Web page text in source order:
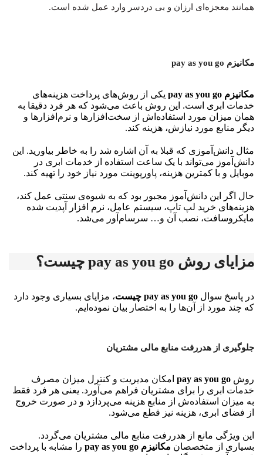
همانند معجزه‌ای ارزان و بی دردسر وارد عمل شده است.
مکانیزم pay as you go
مکانیزم pay as you go
یکی از روش‌های پرداخت هزینه‌های
خدمات ابری است. این روش باعث می‌شود که هر فرد دقیقا به
همان میزان مورد استفاده‌اش از سخت‌افزارها و نرم‌افزارها و
دیگر منابع مورد نیازش، هزینه کند.
مثال دانش‌آموزی که قبلا به آن اشاره شد را به خاطر بیاورید. این
دانش‌آموز می‌تواند با یک ساعت استفاده از خدمات ابری در
موبایل و با کمترین هزینه، پاورپوینت مورد نیاز خود را تهیه کند.
حال اگر این دانش‌آموز مجبور بود که به شیوه‌ی سنتی عمل کند،
هزینه‌های خرید لپ تاپ، سیستم عامل، نرم افزار آپدیت شده‌
مایکروسافت، نصب آن و… سرسام‌آور می‌شد.
مزایای روش pay as you go چیست؟
در پاسخ سوال
، مزایای بسیاری وجود دارد
که چند مورد از آن‌ها را به اختصار بیان نموده‌ایم.
جلوگیری از هدررفت منابع مالی مشتریان
روش
امکان مدیریت و کنترل میزان مصرف
خدمات ابری را برای مشتریان فراهم می‌آورد. یعنی هر فرد فقط
به میزان استفاده‌ش از منابع هزینه می‌پردازد و در صورت خروج
از فضای ابری، هزینه نیز قطع می‌شود.
این ویژگی مانع از هدررفت منابع مالی مشتریان می‌‌گردد.
بسیاری از متخصصان مکانیزم pay as you go
را مشابه با پرداخت